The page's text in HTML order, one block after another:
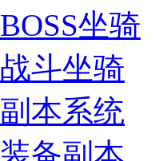
BOSS坐骑
战斗坐骑
副本系统